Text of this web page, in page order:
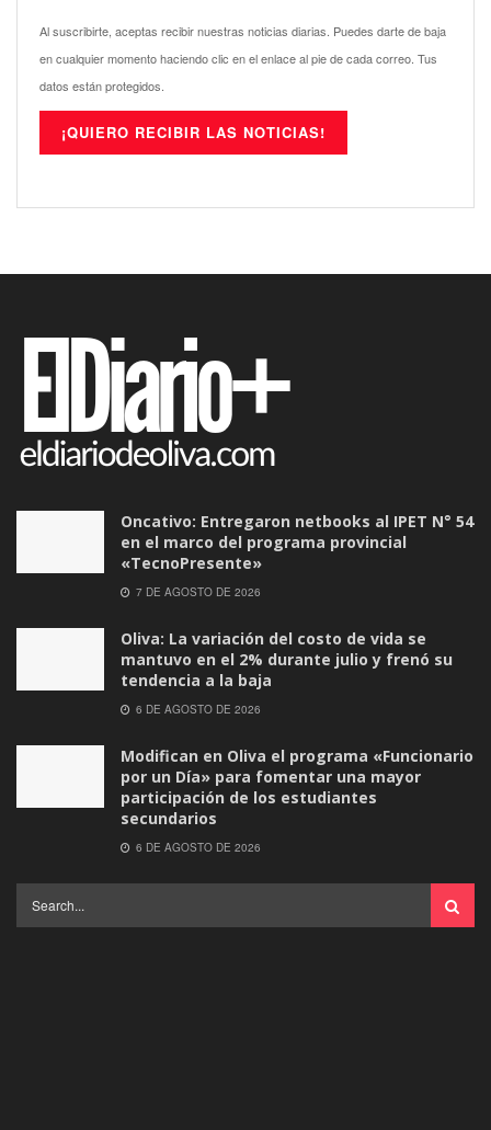
Al suscribirte, aceptas recibir nuestras noticias diarias. Puedes darte de baja
en cualquier momento haciendo clic en el enlace al pie de cada correo. Tus
datos están protegidos.
Oncativo: Entregaron netbooks al IPET N° 54
en el marco del programa provincial
«TecnoPresente»
7 DE AGOSTO DE 2026
Oliva: La variación del costo de vida se
mantuvo en el 2% durante julio y frenó su
tendencia a la baja
6 DE AGOSTO DE 2026
Modifican en Oliva el programa «Funcionario
por un Día» para fomentar una mayor
participación de los estudiantes
secundarios
6 DE AGOSTO DE 2026